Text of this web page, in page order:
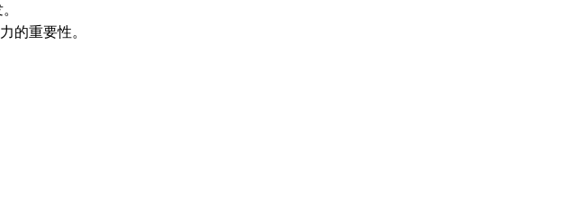
的重要性。